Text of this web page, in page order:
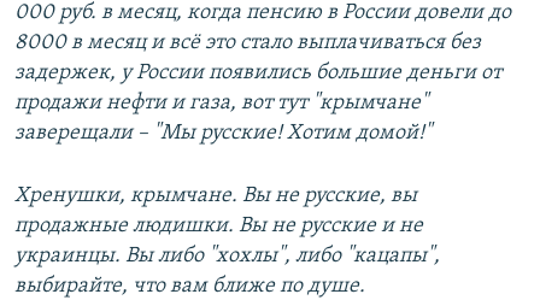
000 руб. в месяц, когда пенсию в России довели до
8000 в месяц и всё это стало выплачиваться без
задержек, у России появились большие деньги от
продажи нефти и газа, вот тут "крымчане"
заверещали – "Мы русские! Хотим домой!"
Хренушки, крымчане. Вы не русские, вы
продажные людишки. Вы не русские и не
украинцы. Вы либо "хохлы", либо "кацапы",
выбирайте, что вам ближе по душе.